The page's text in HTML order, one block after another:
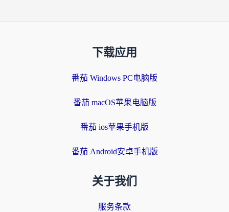
下载应用
番茄 Windows PC电脑版
番茄 macOS苹果电脑版
番茄 ios苹果手机版
番茄 Android安卓手机版
关于我们
服务条款